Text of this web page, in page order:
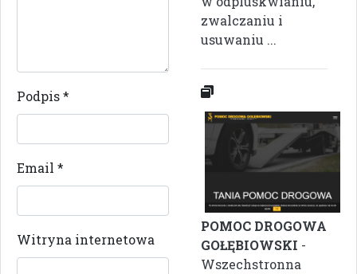
Podpis*
Email *
Witryna internetowa
zwalczaniu i
usuwaniu ...
POMOC DROGOWA
GOŁĘBIOWSKI -
Wszechstronna